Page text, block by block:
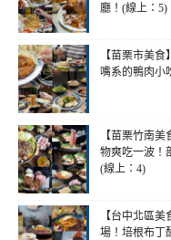
廳！(線上：5)
【苗栗市美
嘴系的鴨肉小
【苗栗竹南
物爽吃一波！
(線上：4)
【台中北區
場！培根布丁